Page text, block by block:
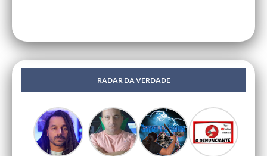
RADAR DA VERDADE